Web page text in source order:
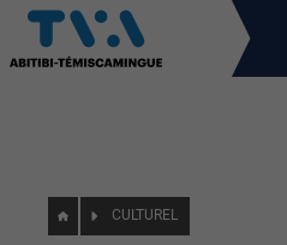
CULTUREL